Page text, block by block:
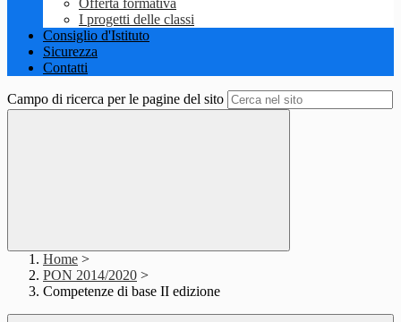
Offerta formativa
I progetti delle classi
Consiglio d'Istituto
Sicurezza
Contatti
Campo di ricerca per le pagine del sito
Home >
PON 2014/2020 >
Competenze di base II edizione